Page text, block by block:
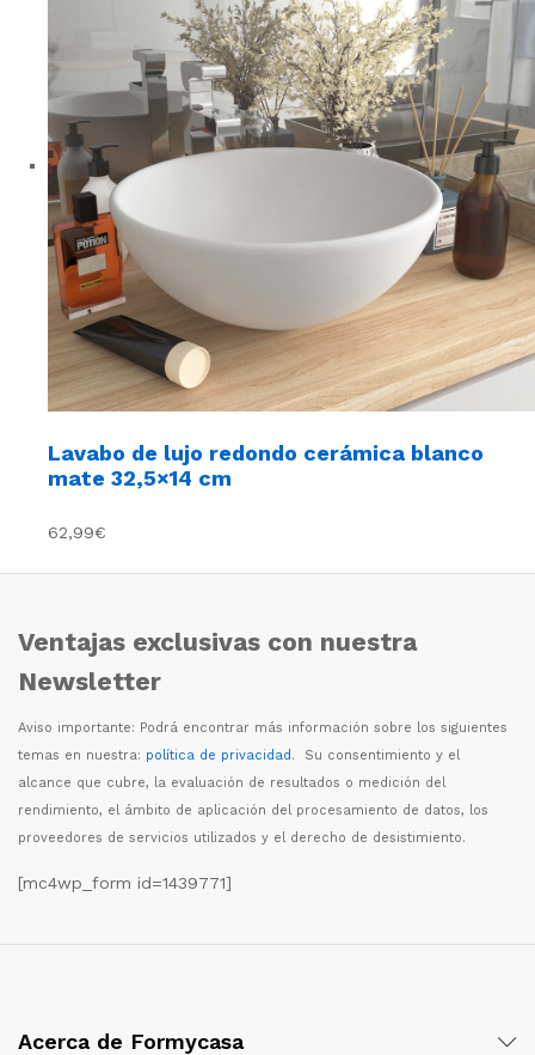
Lavabo de lujo redondo cerámica blanco
mate 32,5×14 cm
62,99€
Ventajas exclusivas con nuestra
Newsletter
Aviso importante: Podrá encontrar más información sobre los siguientes
temas en nuestra: política de privacidad. Su consentimiento y el
alcance que cubre, la evaluación de resultados o medición del
rendimiento, el ámbito de aplicación del procesamiento de datos, los
proveedores de servicios utilizados y el derecho de desistimiento.
[mc4wp_form id=1439771]
Acerca de Formycasa